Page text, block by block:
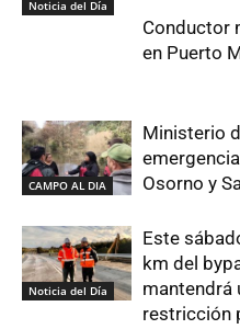
Noticia del Día
Conductor
en Puerto
CAMPO AL DIA
Ministerio
Osorno y
Noticia del Día
Este
km del
mantendrá
restricción